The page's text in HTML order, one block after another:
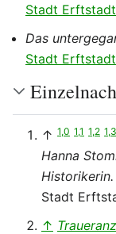
Stadt Erftstadt
Das
Stadt
↑ 1,0 1,1 1,2 1,3
Hanna
Historikerin.
Stadt
↑